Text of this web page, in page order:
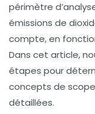
périmètre
émissions de
compte, en
Dans cet article,
étapes pour
concepts de scope
détaillées.